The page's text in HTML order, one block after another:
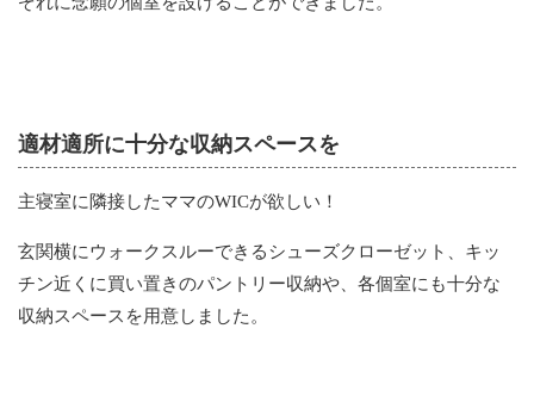
適材適所に十分な収納スペースを
主寝室に隣接したママのWICが欲しい！
玄関横にウォークスルーできるシューズクローゼット、キッ
チン近くに買い置きのパントリー収納や、各個室にも十分な
収納スペースを用意しました。